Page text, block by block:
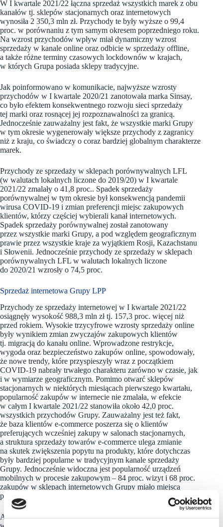
W I kwartale 2021/22 łączna sprzedaż wszystkich marek z obu
kanałów tj. sklepów stacjonarnych oraz internetowych
wynosiła 2 350,3 mln zł. Przychody te były wyższe o 99,4
proc. w porównaniu z tym samym okresem poprzedniego roku.
Na wzrost przychodów wpływ miał dynamiczny wzrost
sprzedaży w kanale online oraz odbicie w sprzedaży offline,
a także różne terminy czasowych lockdownów w krajach,
w których Grupa posiada sklepy tradycyjne.
Jak poinformowano w komunikacie, najwyższe wzrosty
przychodów w I kwartale 2020/21 zanotowała marka Sinsay,
co było efektem konsekwentnego rozwoju sieci sprzedaży
tej marki oraz rosnącej jej rozpoznawalności za granicą.
Jednocześnie zauważalny jest fakt, że wszystkie marki Grupy
w tym okresie wygenerowały większe przychody z zagranicy
niż z kraju, co świadczy o coraz bardziej globalnym charakterze
marek.
Przychody ze sprzedaży w sklepach porównywalnych LFL
(w walutach lokalnych liczone do 2019/20) w I kwartale
2021/22 zmalały o 41,8 proc.. Spadek sprzedaży
porównywalnej w tym okresie był konsekwencją pandemii
wirusa COVID-19 i zmian preferencji miejsc zakupowych
klientów, którzy częściej wybierali kanał internetowych.
Spadek sprzedaży porównywalnej został zanotowany
przez wszystkie marki Grupy, a pod względem geograficznym
prawie przez wszystkie kraje za wyjątkiem Rosji, Kazachstanu
i Słowenii. Jednocześnie przychody ze sprzedaży w sklepach
porównywalnych LFL w walutach lokalnych liczone
do 2020/21 wzrosły o 74,5 proc.
Sprzedaż internetowa Grupy LPP
Przychody ze sprzedaży internetowej w I kwartale 2021/22
osiągnęły wysokość 988,3 mln zł tj. 157,3 proc. więcej niż
przed rokiem. Wysokie trzycyfrowe wzrosty sprzedaży online
były wynikiem zmian zwyczajów zakupowych klientów
tj. migracją do kanału online. Wprowadzone restrykcje,
wygoda oraz bezpieczeństwo zakupów online, spowodowały,
że nowe trendy, które przyspieszyły wraz z początkiem
COVID-19 nabrały trwałego charakteru zarówno w czasie, jak
i w wymiarze geograficznym. Pomimo otwarć sklepów
stacjonarnych w niektórych miesiącach pierwszego kwartału,
popularność zakupów w internecie nie zmalała, w efekcie
w całym I kwartale 2021/22 stanowiła około 42,0 proc.
wszystkich przychodów Grupy. Zauważalny jest też fakt,
że baza klientów e-commerce poszerza się o klientów
preferujących wcześniej zakupy w salonach stacjonarnych,
a struktura sprzedaży towarów e-commerce ulega zmianie
na skutek zwiększenia popytu na produkty, które dotychczas
były bardziej popularne w tradycyjnym kanale sprzedaży
Grupy. Jednocześnie widoczna jest popularność urządzeń
mobilnych w procesie zakupowym – 84 proc. wizyt i 68 proc.
zakupów w sklepach internetowych Grupy miało miejsca
poprzez urządzenia mobilne.
Aby dostosować się do nowej sytuacji Grupa już